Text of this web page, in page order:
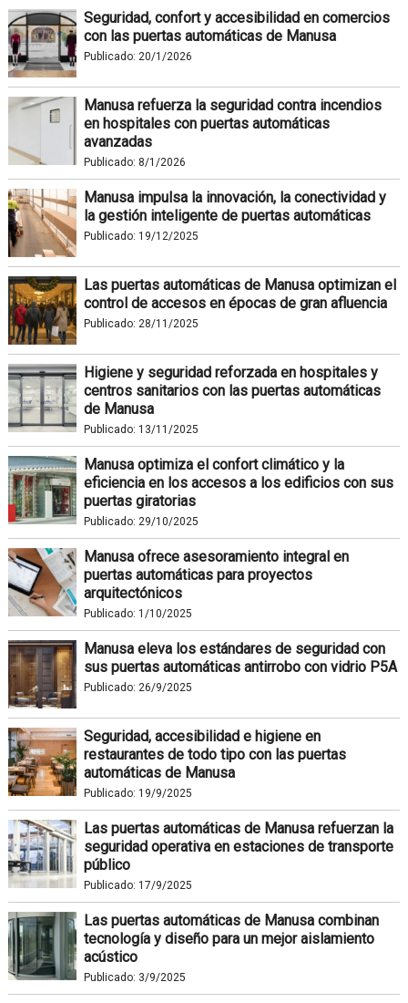
Seguridad, confort y accesibilidad en comercios
con las puertas automáticas de Manusa
Publicado: 20/1/2026
Manusa refuerza la seguridad contra incendios
en hospitales con puertas automáticas
avanzadas
Publicado: 8/1/2026
Manusa impulsa la innovación, la conectividad y
la gestión inteligente de puertas automáticas
Publicado: 19/12/2025
Las puertas automáticas de Manusa optimizan el
control de accesos en épocas de gran afluencia
Publicado: 28/11/2025
Higiene y seguridad reforzada en hospitales y
centros sanitarios con las puertas automáticas
de Manusa
Publicado: 13/11/2025
Manusa optimiza el confort climático y la
eficiencia en los accesos a los edificios con sus
puertas giratorias
Publicado: 29/10/2025
Manusa ofrece asesoramiento integral en
puertas automáticas para proyectos
arquitectónicos
Publicado: 1/10/2025
Manusa eleva los estándares de seguridad con
sus puertas automáticas antirrobo con vidrio P5A
Publicado: 26/9/2025
Seguridad, accesibilidad e higiene en
restaurantes de todo tipo con las puertas
automáticas de Manusa
Publicado: 19/9/2025
Las puertas automáticas de Manusa refuerzan la
seguridad operativa en estaciones de transporte
público
Publicado: 17/9/2025
Las puertas automáticas de Manusa combinan
tecnología y diseño para un mejor aislamiento
acústico
Publicado: 3/9/2025